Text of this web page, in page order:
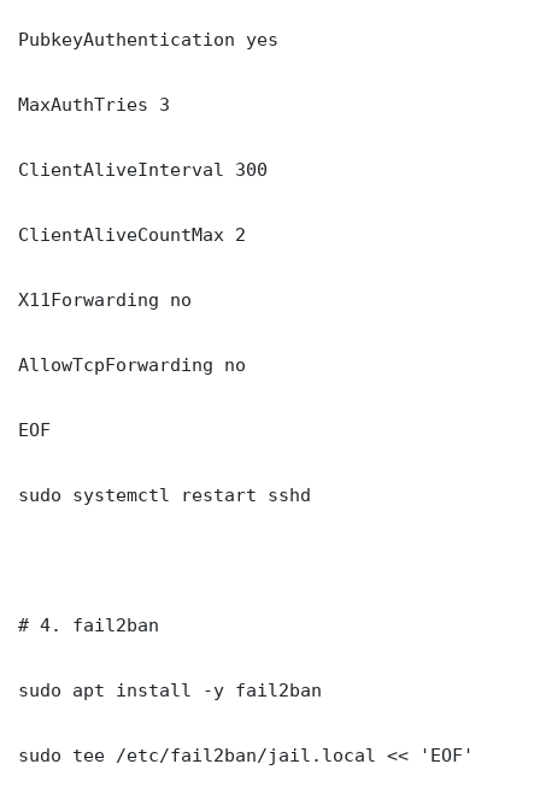
PubkeyAuthentication yes
MaxAuthTries 3
ClientAliveInterval 300
ClientAliveCountMax 2
X11Forwarding no
AllowTcpForwarding no
EOF
sudo systemctl restart sshd
# 4. fail2ban
sudo apt install -y fail2ban
sudo tee /etc/fail2ban/jail.local << 'EOF'